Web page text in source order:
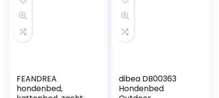
FEANDREA
hondenbed,
dibea DB00363
Hondenbed